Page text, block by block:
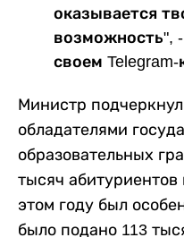
оказывается
возможность",
своем Telegram-
Министр
обладателями
образовательных
тысяч абитуриентов
этом году был
было подано 113